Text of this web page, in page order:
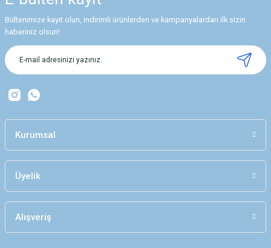
Bültenimize kayıt olun, indirimli ürünlerden ve kampanyalardan ilk sizin
haberiniz olsun!
Kurumsal
Üyelik
Alışveriş